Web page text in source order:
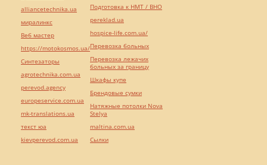
alliancetechnika.ua
миралинкс
Веб мастер
https://motokosmos.ua/
Синтезаторы
agrotechnika.com.ua
perevod.agency
europeservice.com.ua
mk-translations.ua
текст юа
kievperevod.com.ua
Подготовка к НМТ / ВНО
pereklad.ua
hospice-life.com.ua/
Перевозка больных
Перевозка лежачих
больных за границу
Шкафы купе
Брендовые сумки
Натяжные потолки Nova
Stelya
maltina.com.ua
Cылки